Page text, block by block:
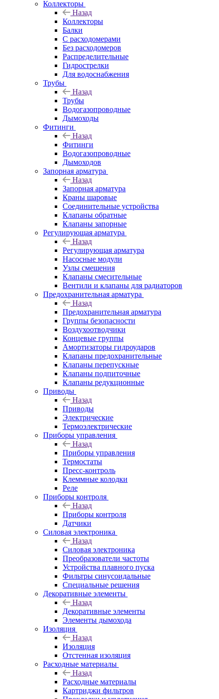
Коллекторы
Назад
Коллекторы
Балки
С расходомерами
Без расходомеров
Распределительные
Гидрострелки
Для водоснабжения
Трубы
Назад
Трубы
Водогазопроводные
Дымоходы
Фитинги
Назад
Фитинги
Водогазопроводные
Дымоходов
Запорная арматура
Назад
Запорная арматура
Краны шаровые
Соединительные устройства
Клапаны обратные
Клапаны запорные
Регулирующая арматура
Назад
Регулирующая арматура
Насосные модули
Узлы смешения
Клапаны смесительные
Вентили и клапаны для радиаторов
Предохранительная арматура
Назад
Предохранительная арматура
Группы безопасности
Воздухоотводчики
Концевые группы
Амортизаторы гидроударов
Клапаны предохранительные
Клапаны перепускные
Клапаны подпиточные
Клапаны редукционные
Приводы
Назад
Приводы
Электрические
Термоэлектрические
Приборы управления
Назад
Приборы управления
Термостаты
Пресс-контроль
Клеммные колодки
Реле
Приборы контроля
Назад
Приборы контроля
Датчики
Силовая электроника
Назад
Силовая электроника
Преобразователи частоты
Устройства плавного пуска
Фильтры синусоидальные
Специальные решения
Декоративные элементы
Назад
Декоративные элементы
Элементы дымохода
Изоляция
Назад
Изоляция
Отстенная изоляция
Расходные материалы
Назад
Расходные материалы
Картриджи фильтров